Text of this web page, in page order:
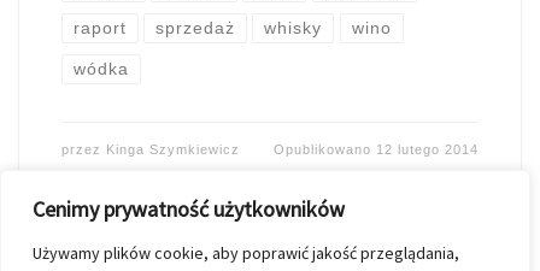
Cenimy prywatność użytkowników
Używamy plików cookie, aby poprawić jakość przeglądania,
raport sprzedaż whisky wino
wódka
przez Kinga Szymkiewicz Opublikowano 12 lutego 2014